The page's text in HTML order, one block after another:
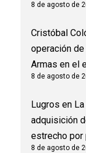
8 de agosto de
Cristóbal
operación
Armas en el
8 de agosto de
Lugros en
adquisición
estrecho por
8 de agosto de